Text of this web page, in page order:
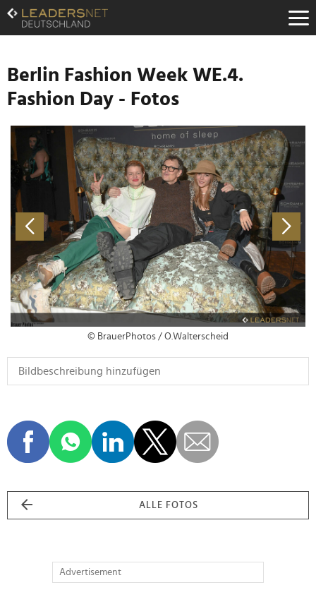
Zum
Inhalt
Zur
Navigation
Zur
Hauptnavigation
Berlin Fashion Week WE.4.
Fashion Day - Fotos
© BrauerPhotos / O.Walterscheid
ALLE FOTOS
Advertisement